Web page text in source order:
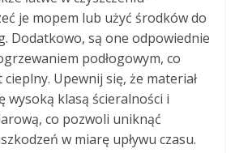
je mopem lub użyć środków do
Dodatkowo, są one odpowiednie
podłogowym, co
Upewnij się, że materiał
wysoką klasą ścieralności i
co pozwoli uniknąć
w miarę upływu czasu.